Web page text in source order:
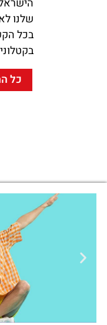
שלנו
בכל
כל